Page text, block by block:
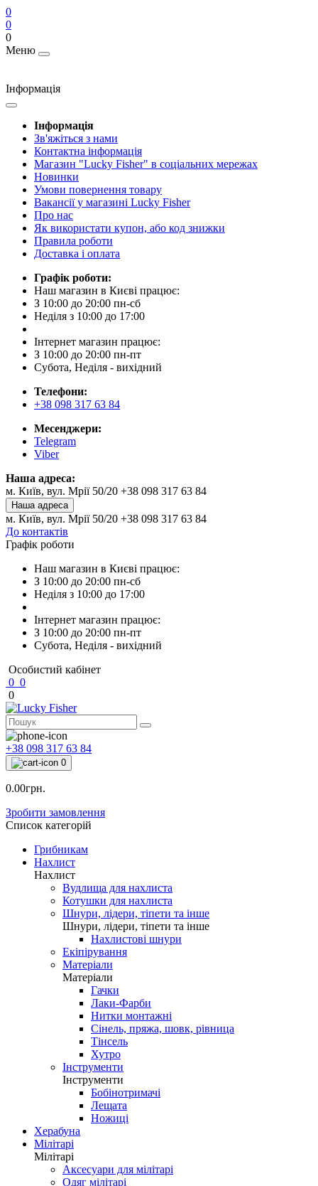
0
0
0
Меню
Інформація
Інформація
Зв'яжіться з нами
Контактна інформація
Магазин "Lucky Fisher" в соціальних мережах
Новинки
Умови повернення товару
Вакансії у магазині Lucky Fisher
Про нас
Як використати купон, або код знижки
Правила роботи
Доставка і оплата
Графік роботи:
Наш магазин в Києві працює:
З 10:00 до 20:00 пн-сб
Неділя з 10:00 до 17:00
Інтернет магазин працює:
З 10:00 до 20:00 пн-пт
Субота, Неділя - вихідний
Телефони:
+38 098 317 63 84
Месенджери:
Telegram
Viber
Наша адреса:
м. Київ, вул. Мрії 50/20 +38 098 317 63 84
Наша адреса
м. Київ, вул. Мрії 50/20 +38 098 317 63 84
До контактів
Графік роботи
Наш магазин в Києві працює:
З 10:00 до 20:00 пн-сб
Неділя з 10:00 до 17:00
Інтернет магазин працює:
З 10:00 до 20:00 пн-пт
Субота, Неділя - вихідний
Особистий кабінет
0 0
0
+38 098 317 63 84
0
0.00грн.
Зробити замовлення
Список категорій
Грибникам
Нахлист
Нахлист
Вудлища для нахлиста
Котушки для нахлиста
Шнури, лідери, тіпети та інше
Шнури, лідери, тіпети та інше
Нахлистові шнури
Екіпірування
Матеріали
Матеріали
Гачки
Лаки-Фарби
Нитки монтажні
Сінель, пряжа, шовк, рівница
Тінсель
Хутро
Інструменти
Інструменти
Бобінотримачі
Лещата
Ножиці
Херабуна
Мілітарі
Мілітарі
Аксесуари для мілітарі
Одяг мілітарі